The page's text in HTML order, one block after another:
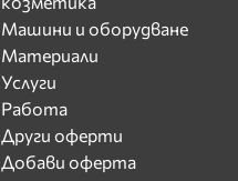
Машини и оборудване
Материали
Услуги
Работа
Други оферти
Добави оферта